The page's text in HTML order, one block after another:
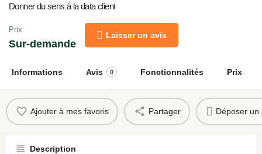
Donner du sens à la data client
Prix
Sur-demande
Laisser un avis
Informations Avis 0 Fonctionnalités Prix
Ajouter à mes favoris Partager Déposer un
Description